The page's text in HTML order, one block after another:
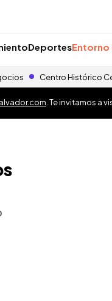
DeportesEntorno
Centro Histórico
. Te invitamos a